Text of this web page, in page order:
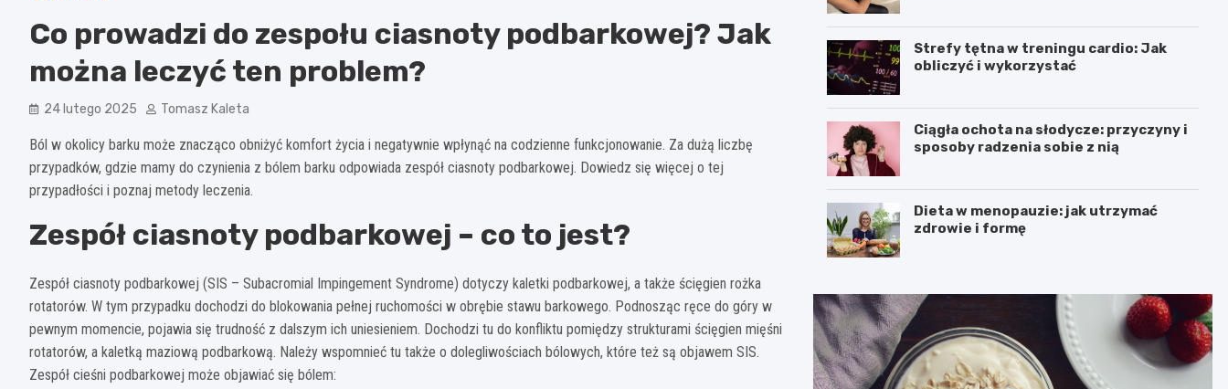
Co prowadzi do zespołu ciasnoty podbarkowej? Jak
można leczyć ten problem?
24 lutego 2025 Tomasz Kaleta
Ból w okolicy barku może znacząco obniżyć komfort życia i negatywnie wpłynąć na codzienne funkcjonowanie. Za dużą liczbę
przypadków, gdzie mamy do czynienia z bólem barku odpowiada zespół ciasnoty podbarkowej. Dowiedz się więcej o tej
przypadłości i poznaj metody leczenia.
Zespół ciasnoty podbarkowej – co to jest?
Zespół ciasnoty podbarkowej (SIS – Subacromial Impingement Syndrome) dotyczy kaletki podbarkowej, a także ścięgien rożka
rotatorów. W tym przypadku dochodzi do blokowania pełnej ruchomości w obrębie stawu barkowego. Podnosząc ręce do góry w
pewnym momencie, pojawia się trudność z dalszym ich uniesieniem. Dochodzi tu do konfliktu pomiędzy strukturami ścięgien mięśni
rotatorów, a kaletką maziową podbarkową. Należy wspomnieć tu także o dolegliwościach bólowych, które też są objawem SIS.
Zespół cieśni podbarkowej może objawiać się bólem:
Strefy tętna w treningu cardio: Jak
obliczyć i wykorzystać
Ciągła ochota na słodycze: przyczyny i
sposoby radzenia sobie z nią
Dieta w menopauzie: jak utrzymać
zdrowie i formę